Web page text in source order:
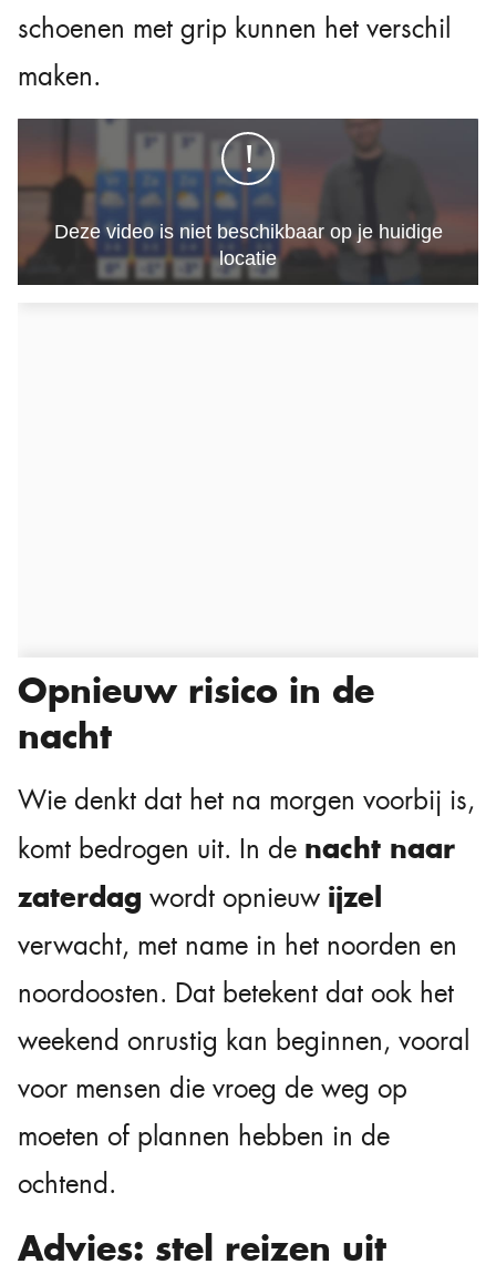
schoenen met grip kunnen het verschil
maken.
Opnieuw risico in de
nacht
Wie denkt dat het na morgen voorbij is,
komt bedrogen uit. In de nacht naar
zaterdag wordt opnieuw ijzel
verwacht, met name in het noorden en
noordoosten. Dat betekent dat ook het
weekend onrustig kan beginnen, vooral
voor mensen die vroeg de weg op
moeten of plannen hebben in de
ochtend.
Advies: stel reizen uit